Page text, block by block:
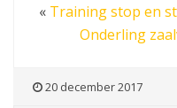
« Training stop en
Onderling
20 december 2017